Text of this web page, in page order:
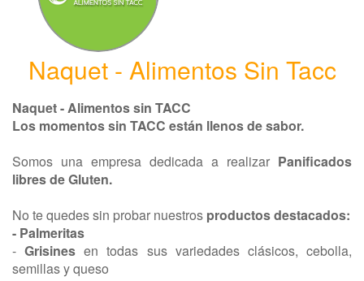
Naquet - Alimentos Sin Tacc
Naquet - Alimentos sin TACC
Los momentos sin TACC están llenos de sabor.
Somos una empresa dedicada a realizar Panificados
libres de Gluten.
No te quedes sin probar nuestros productos destacados:
- Palmeritas
- Grisines en todas sus variedades clásicos, cebolla,
semillas y queso